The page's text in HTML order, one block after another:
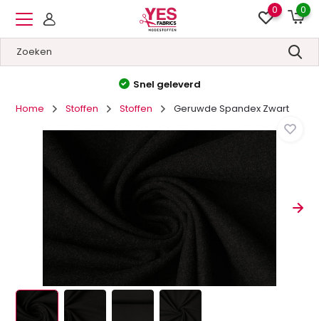
0 0
Hoge kwaliteit&Lage prijzen
Home
Stoffen Stoffen Geruwde Spandex Zwart